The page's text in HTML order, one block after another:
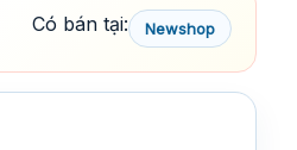
Có bán tại: Newshop